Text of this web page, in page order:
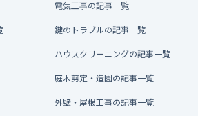
電気工事の記事一覧
鍵のトラブルの記事一覧
ハウスクリーニングの記事一覧
庭木剪定・造園の記事一覧
外壁・屋根工事の記事一覧